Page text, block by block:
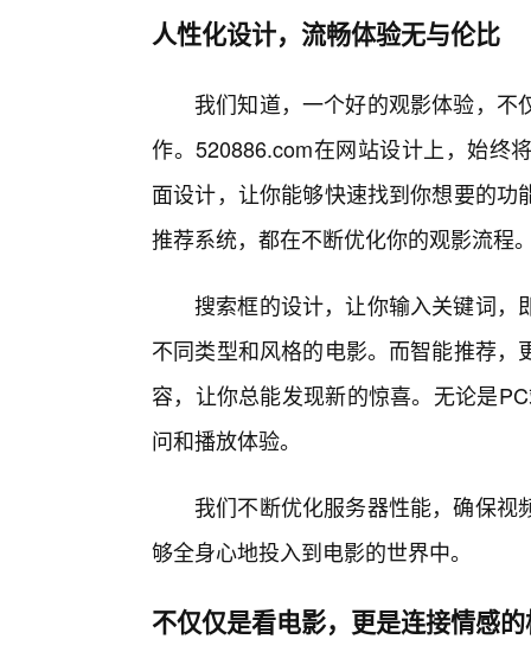
人性化设计，流畅体验无与伦比
我们知道，一个好的观影体验，
作。520886.com在网站设计上，始终
面设计，让你能够快速找到你想要的
推荐系统，都在不断优化你的观影流程
搜索框的设计，让你输入关键词，
不同类型和风格的电影。而智能推荐
容，让你总能发现新的惊喜。无论是
问和播放体验。
我们不断优化服务器性能，确保
够全身心地投入到电影的世界中。
不仅仅是看电影，更是连接情感